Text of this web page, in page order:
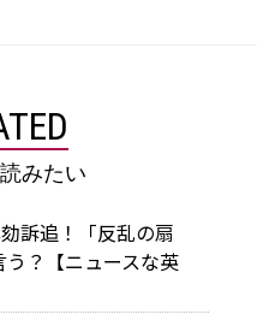
みたい
訴追！「反乱の扇
？【ニュースな英